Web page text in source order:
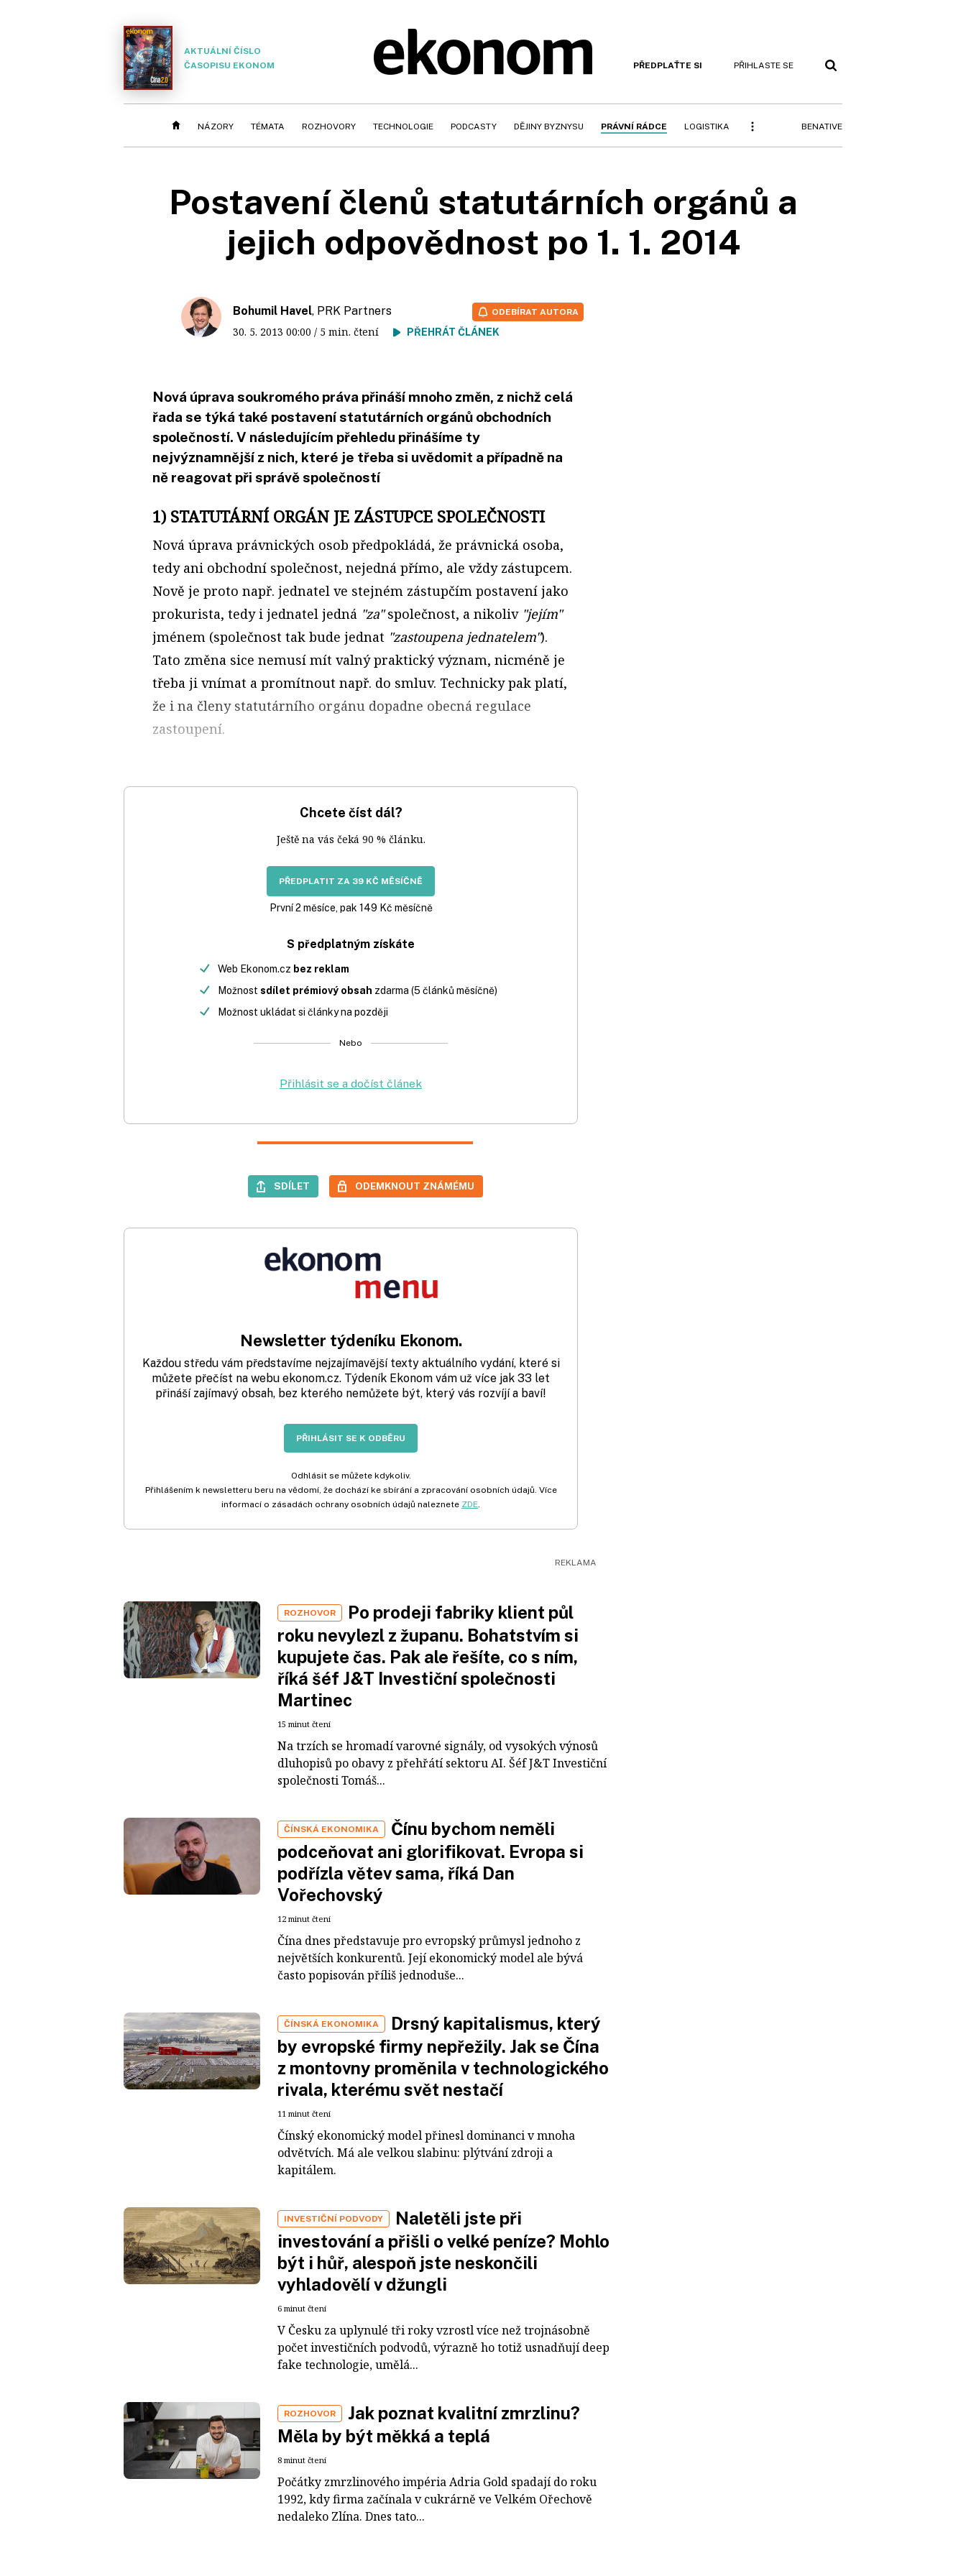
AKTUÁLNÍ ČÍSLO
ČASOPISU EKONOM
PŘEDPLAŤTE SI PŘIHLASTE SE
NÁZORY TÉMATA ROZHOVORY TECHNOLOGIE PODCASTY DĚJINY BYZNYSU PRÁVNÍ RÁDCE LOGISTIKA BENATIVE
Postavení členů statutárních orgánů a
jejich odpovědnost po 1. 1. 2014
Bohumil Havel, PRK Partners
30. 5. 2013 00:00 / 5 min. čtení PŘEHRÁT ČLÁNEK
ODEBÍRAT AUTORA
Nová úprava soukromého práva přináší mnoho změn, z nichž celá
řada se týká také postavení statutárních orgánů obchodních
společností. V následujícím přehledu přinášíme ty
nejvýznamnější z nich, které je třeba si uvědomit a případně na
ně reagovat při správě společností
1) STATUTÁRNÍ ORGÁN JE ZÁSTUPCE SPOLEČNOSTI
Nová úprava právnických osob předpokládá, že právnická osoba,
tedy ani obchodní společnost, nejedná přímo, ale vždy zástupcem.
Nově je proto např. jednatel ve stejném zástupčím postavení jako
prokurista, tedy i jednatel jedná "za"společnost, a nikoliv "jejím"
jménem (společnost tak bude jednat "zastoupena jednatelem").
Tato změna sice nemusí mít valný praktický význam, nicméně je
třeba ji vnímat a promítnout např. do smluv. Technicky pak platí,
že i na členy statutárního orgánu dopadne obecná regulace
zastoupení.
Chcete číst dál?
Ještě na vás čeká 90 % článku.
PŘEDPLATIT ZA 39 KČ MĚSÍČNĚ
První 2 měsíce, pak 149 Kč měsíčně
S předplatným získáte
Web Ekonom.cz bez reklam
Možnost sdílet prémiový obsah zdarma (5 článků měsíčně)
Možnost ukládat si články na později
Nebo
Přihlásit se a dočíst článek
SDÍLET ODEMKNOUT ZNÁMÉMU
Newsletter týdeníku Ekonom.
Každou středu vám představíme nejzajímavější texty aktuálního vydání, které si
můžete přečíst na webu ekonom.cz. Týdeník Ekonom vám už více jak 33 let
přináší zajímavý obsah, bez kterého nemůžete být, který vás rozvíjí a baví!
PŘIHLÁSIT SE K ODBĚRU
Odhlásit se můžete kdykoliv.
Přihlášením k newsletteru beru na vědomí, že dochází ke sbírání a zpracování osobních údajů. Více
informací o zásadách ochrany osobních údajů naleznete ZDE.
ROZHOVOR
Po prodeji fabriky klient půl
roku nevylezl z županu. Bohatstvím si
kupujete čas. Pak ale řešíte, co s ním,
říká šéf J&T Investiční společnosti
Martinec
15 minut čtení
Na trzích se hromadí varovné signály, od vysokých výnosů
dluhopisů po obavy z přehřátí sektoru AI. Šéf J&T Investiční
společnosti Tomáš...
ČÍNSKÁ EKONOMIKA
Čínu bychom neměli
podceňovat ani glorifikovat. Evropa si
podřízla větev sama, říká Dan
Vořechovský
12 minut čtení
Čína dnes představuje pro evropský průmysl jednoho z
největších konkurentů. Její ekonomický model ale bývá
často popisován příliš jednoduše...
ČÍNSKÁ EKONOMIKA
Drsný kapitalismus, který
by evropské firmy nepřežily. Jak se Čína
z montovny proměnila v technologického
rivala, kterému svět nestačí
11 minut čtení
Čínský ekonomický model přinesl dominanci v mnoha
odvětvích. Má ale velkou slabinu: plýtvání zdroji a
kapitálem.
INVESTIČNÍ PODVODY
Naletěli jste při
investování a přišli o velké peníze? Mohlo
být i hůř, alespoň jste neskončili
vyhladovělí v džungli
6 minut čtení
V Česku za uplynulé tři roky vzrostl více než trojnásobně
počet investičních podvodů, výrazně ho totiž usnadňují deep
fake technologie, umělá...
ROZHOVOR
Jak poznat kvalitní zmrzlinu?
Měla by být měkká a teplá
8 minut čtení
Počátky zmrzlinového impéria Adria Gold spadají do roku
1992, kdy firma začínala v cukrárně ve Velkém Ořechově
nedaleko Zlína. Dnes tato...